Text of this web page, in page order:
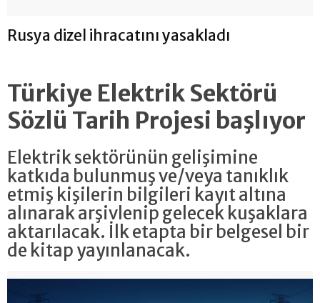
Rusya dizel ihracatını yasakladı
Türkiye Elektrik Sektörü
Sözlü Tarih Projesi başlıyor
Elektrik sektörünün gelişimine
katkıda bulunmuş ve/veya tanıklık
etmiş kişilerin bilgileri kayıt altına
alınarak arşivlenip gelecek kuşaklara
aktarılacak. İlk etapta bir belgesel bir
de kitap yayınlanacak.